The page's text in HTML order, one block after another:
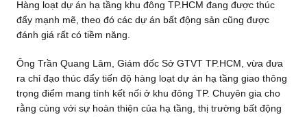
Hàng loạt dự án hạ tầng khu đông TP.HCM đang được thúc
đẩy mạnh mẽ, theo đó các dự án bất động sản cũng được
đánh giá rất có tiềm năng.
Ông Trần Quang Lâm, Giám đốc Sở GTVT TP.HCM, vừa đưa
ra chỉ đạo thúc đẩy tiến độ hàng loạt dự án hạ tầng giao thông
trọng điểm mang tính kết nối ở khu đông TP. Chuyên gia cho
rằng cùng với sự hoàn thiện của hạ tầng, thị trường bất động